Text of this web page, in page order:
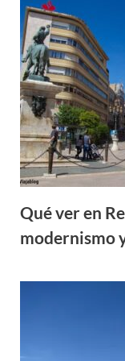
Qué ver en
modernismo